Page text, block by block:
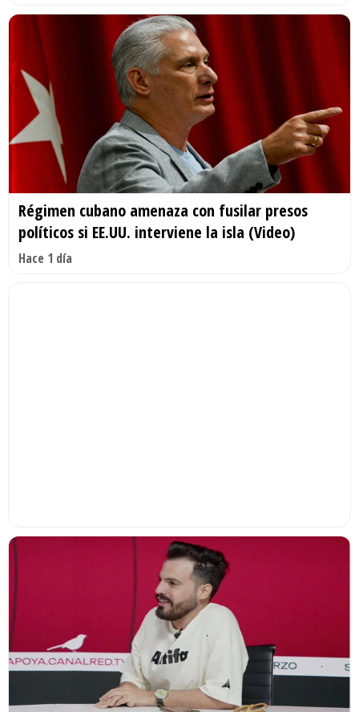
Régimen cubano amenaza con fusilar presos
políticos si EE.UU. interviene la isla (Video)
Hace 1 día